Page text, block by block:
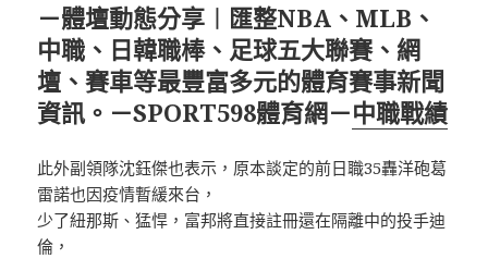
－體壇動態分享︱匯整NBA、MLB、
中職、日韓職棒、足球五大聯賽、網
壇、賽車等最豐富多元的體育賽事新聞
資訊。－SPORT598體育網－中職戰績
此外副領隊沈鈺傑也表示，原本談定的前日職35轟洋砲葛
雷諾也因疫情暫緩來台，
少了紐那斯、猛悍，富邦將直接註冊還在隔離中的投手迪
倫，